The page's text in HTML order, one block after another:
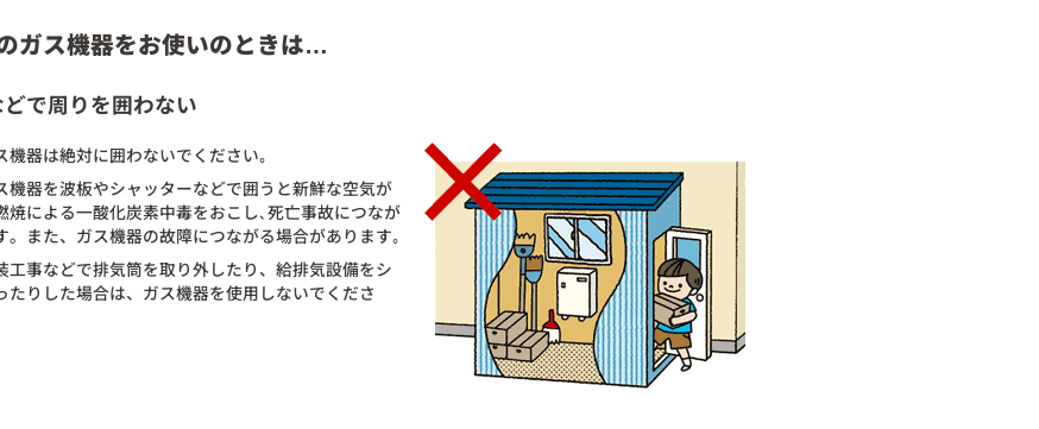
ガス機器をお使いのときは…
で周りを囲わない
機器は絶対に囲わないでください｡
機器を波板やシャッターなどで囲うと新鮮な空気が
焼による一酸化炭素中毒をおこし､死亡事故につなが
。また、ガス機器の故障につながる場合があります｡
工事などで排気筒を取り外したり、給排気設備をシ
たりした場合は、ガス機器を使用しないでくださ